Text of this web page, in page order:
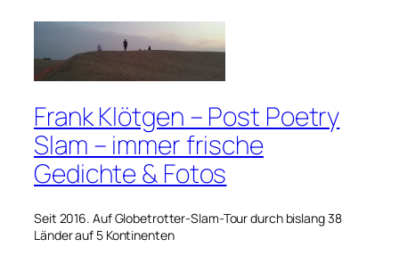
Frank Klötgen – Post Poetry
Slam – immer frische
Gedichte & Fotos
Seit 2016. Auf Globetrotter-Slam-Tour durch bislang 38
Länder auf 5 Kontinenten